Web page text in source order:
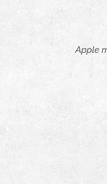
Apple